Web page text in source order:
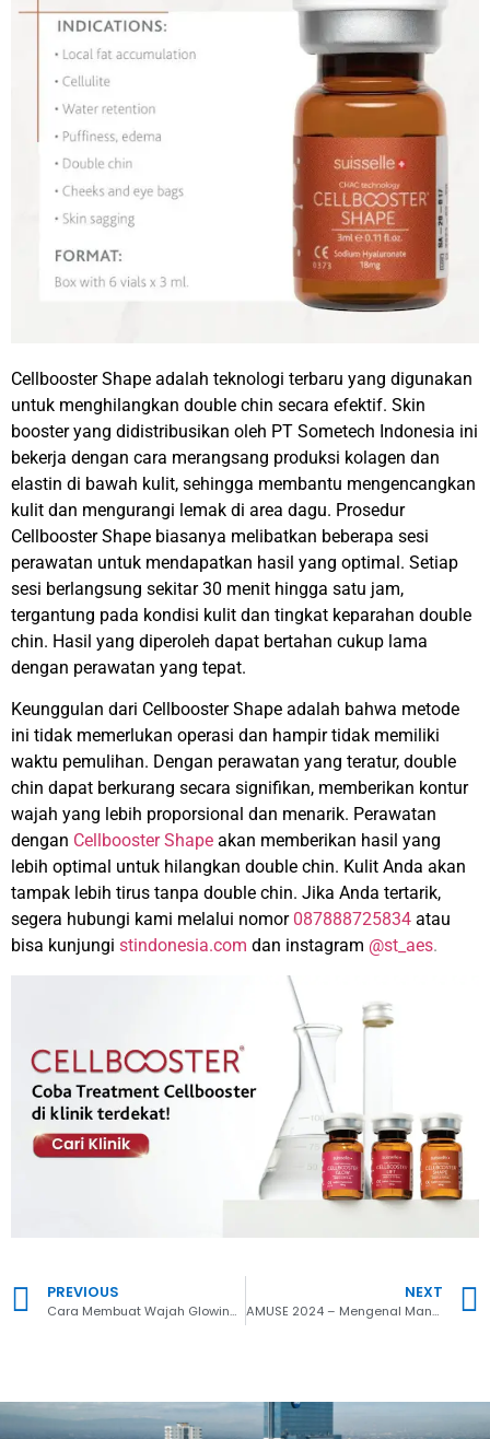
Cellbooster Shape adalah teknologi terbaru yang digunakan
untuk menghilangkan double chin secara efektif. Skin
booster yang didistribusikan oleh PT Sometech Indonesia ini
bekerja dengan cara merangsang produksi kolagen dan
elastin di bawah kulit, sehingga membantu mengencangkan
kulit dan mengurangi lemak di area dagu. Prosedur
Cellbooster Shape biasanya melibatkan beberapa sesi
perawatan untuk mendapatkan hasil yang optimal. Setiap
sesi berlangsung sekitar 30 menit hingga satu jam,
tergantung pada kondisi kulit dan tingkat keparahan double
chin. Hasil yang diperoleh dapat bertahan cukup lama
dengan perawatan yang tepat.
Keunggulan dari Cellbooster Shape adalah bahwa metode
ini tidak memerlukan operasi dan hampir tidak memiliki
waktu pemulihan. Dengan perawatan yang teratur, double
chin dapat berkurang secara signifikan, memberikan kontur
wajah yang lebih proporsional dan menarik. Perawatan
dengan Cellbooster Shape akan memberikan hasil yang
lebih optimal untuk hilangkan double chin. Kulit Anda akan
tampak lebih tirus tanpa double chin. Jika Anda tertarik,
segera hubungi kami melalui nomor 087888725834 atau
bisa kunjungi stindonesia.com dan instagram @st_aes.
PREVIOUS
Cara Membuat Wajah Glowing Tanpa Make Up dengan Skin Booster
NEXT
AMUSE 2024 – Mengenal Manfaat Cellbooster The New Era of Skin Booster